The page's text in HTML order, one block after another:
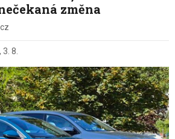
změna
, 3. 8.